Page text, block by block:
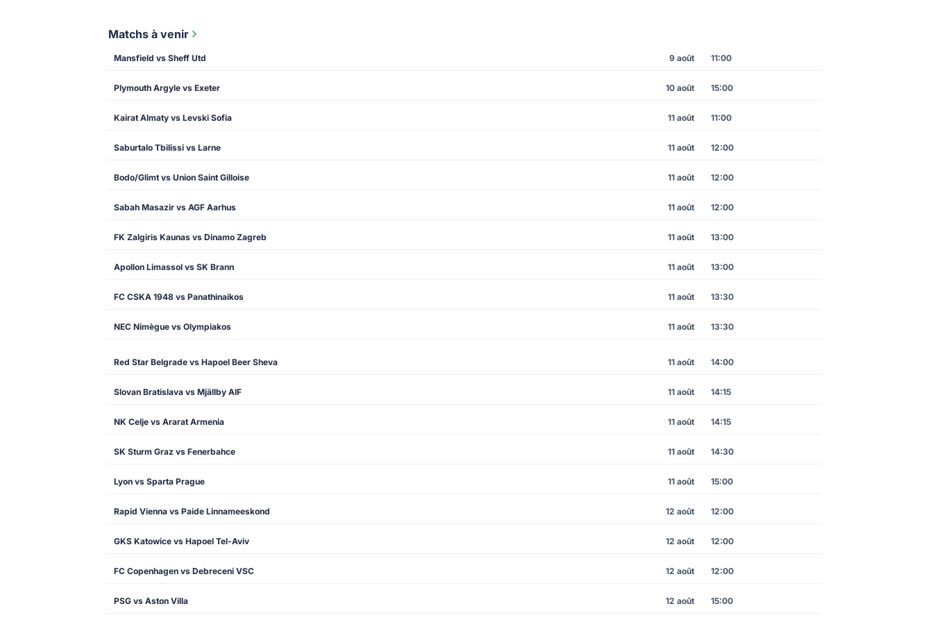
Matchs à venir
Mansfield vs Sheff Utd 9 août 11:00
Plymouth Argyle vs Exeter 10 août 15:00
Kairat Almaty vs Levski Sofia 11 août 11:00
Saburtalo Tbilissi vs Larne 11 août 12:00
Bodo/Glimt vs Union Saint Gilloise 11 août 12:00
Sabah Masazir vs AGF Aarhus 11 août 12:00
FK Zalgiris Kaunas vs Dinamo Zagreb 11 août 13:00
Apollon Limassol vs SK Brann 11 août 13:00
FC CSKA 1948 vs Panathinaikos 11 août 13:30
NEC Nimègue vs Olympiakos 11 août 13:30
Red Star Belgrade vs Hapoel Beer Sheva 11 août 14:00
Slovan Bratislava vs Mjällby AIF 11 août 14:15
NK Celje vs Ararat Armenia 11 août 14:15
SK Sturm Graz vs Fenerbahce 11 août 14:30
Lyon vs Sparta Prague 11 août 15:00
Rapid Vienna vs Paide Linnameeskond 12 août 12:00
GKS Katowice vs Hapoel Tel-Aviv 12 août 12:00
FC Copenhagen vs Debreceni VSC 12 août 12:00
PSG vs Aston Villa 12 août 15:00